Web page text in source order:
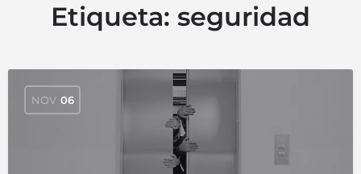
Etiqueta: seguridad
NOV 06